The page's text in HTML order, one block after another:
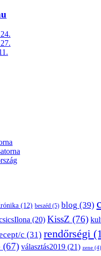
(12) beszéd (5) blog (39)
(20) KissZ (76)
c (31) rendőrségi
(67) választás2019 (21) zene (4)